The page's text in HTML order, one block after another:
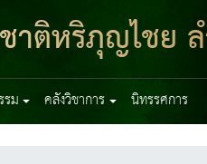
ติหริภุญไชย
ม คลังวิชาการ นิทรรศการ